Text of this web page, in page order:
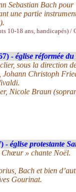
Sebastian Bach
une partie
10-18 ans, handicapés) /
- église réformée
sous la direction
Christoph
Nicole Braun
- église protestante
» chante Noël.
Bach et bien
Gourinat.